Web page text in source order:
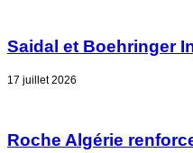
Saidal et Boehringer
17 juillet 2026
Roche Algérie